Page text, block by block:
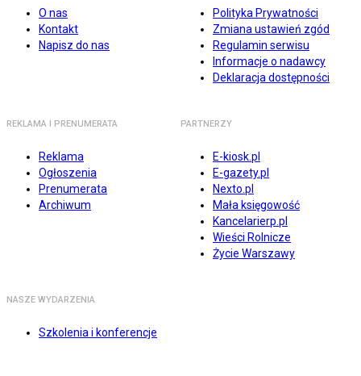
O nas
Kontakt
Napisz do nas
Polityka Prywatności
Zmiana ustawień zgód
Regulamin serwisu
Informacje o nadawcy
Deklaracja dostępności
REKLAMA I PRENUMERATA
Reklama
Ogłoszenia
Prenumerata
Archiwum
PARTNERZY
E-kiosk.pl
E-gazety.pl
Nexto.pl
Mała księgowość
Kancelarierp.pl
Wieści Rolnicze
Życie Warszawy
NASZE WYDARZENIA
Szkolenia i konferencje